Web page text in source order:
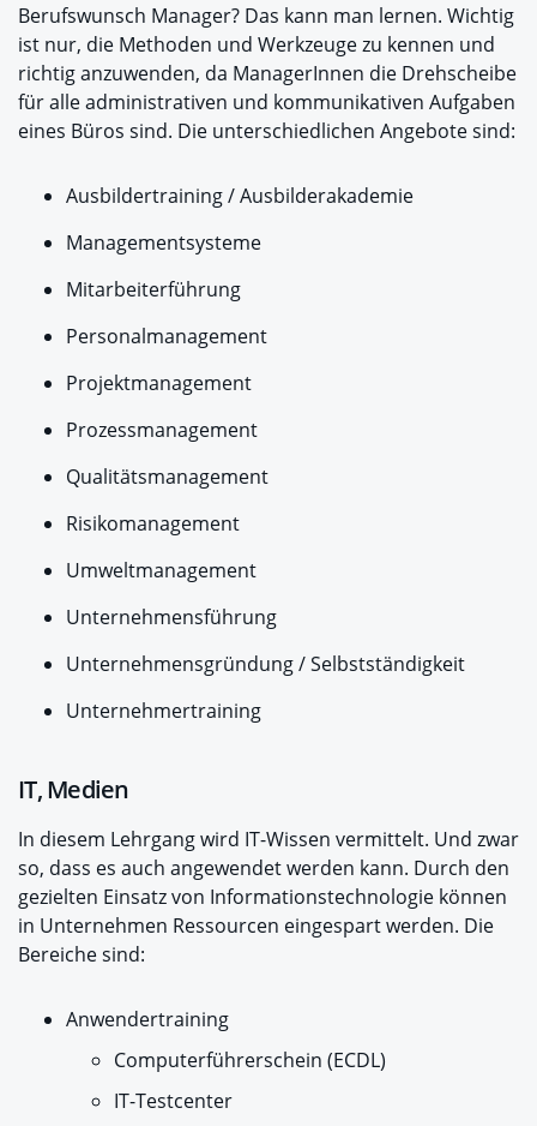
Berufswunsch Manager? Das kann man lernen. Wichtig
ist nur, die Methoden und Werkzeuge zu kennen und
richtig anzuwenden, da ManagerInnen die Drehscheibe
für alle administrativen und kommunikativen Aufgaben
eines Büros sind. Die unterschiedlichen Angebote sind:
Ausbildertraining / Ausbilderakademie
Managementsysteme
Mitarbeiterführung
Personalmanagement
Projektmanagement
Prozessmanagement
Qualitätsmanagement
Risikomanagement
Umweltmanagement
Unternehmensführung
Unternehmensgründung / Selbstständigkeit
Unternehmertraining
IT, Medien
In diesem Lehrgang wird IT-Wissen vermittelt. Und zwar
so, dass es auch angewendet werden kann. Durch den
gezielten Einsatz von Informationstechnologie können
in Unternehmen Ressourcen eingespart werden. Die
Bereiche sind:
Anwendertraining
Computerführerschein (ECDL)
IT-Testcenter